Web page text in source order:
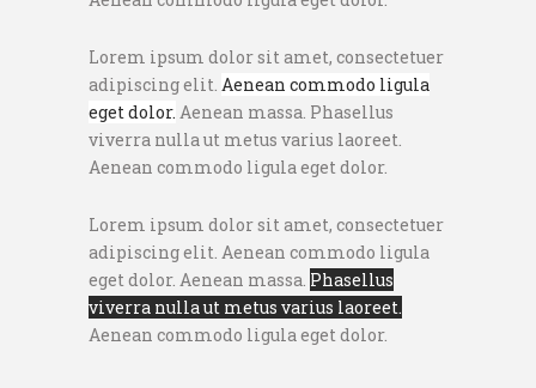
Lorem ipsum dolor sit amet, consectetuer
adipiscing elit. Aenean commodo ligula
eget dolor. Aenean massa. Phasellus
viverra nulla ut metus varius laoreet.
Aenean commodo ligula eget dolor.
Lorem ipsum dolor sit amet, consectetuer
adipiscing elit. Aenean commodo ligula
eget dolor. Aenean massa. Phasellus
viverra nulla ut metus varius laoreet.
Aenean commodo ligula eget dolor.